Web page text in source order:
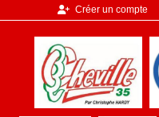
Créer un compte
Panneau de gestion des cookies